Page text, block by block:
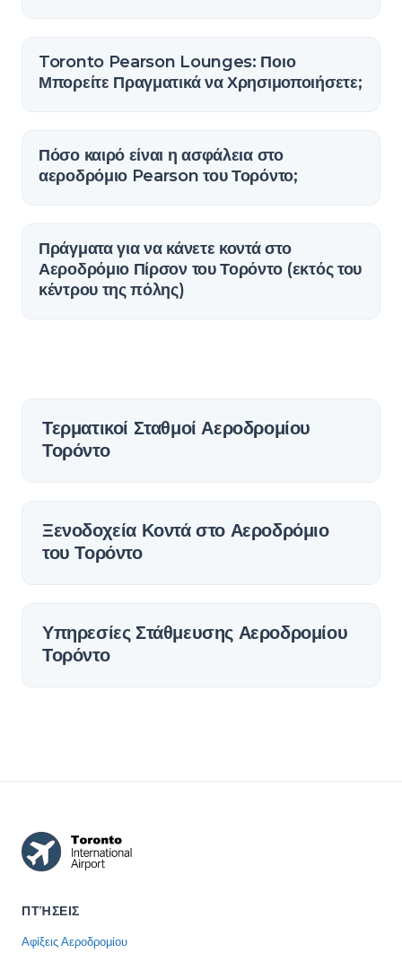
Toronto Pearson Lounges: Ποιο
Μπορείτε Πραγματικά να Χρησιμοποιήσετε;
Πόσο καιρό είναι η ασφάλεια στο
αεροδρόμιο Pearson του Τορόντο;
Πράγματα για να κάνετε κοντά στο
Αεροδρόμιο Πίρσον του Τορόντο (εκτός του
κέντρου της πόλης)
Τερματικοί Σταθμοί Αεροδρομίου
Τορόντο
Ξενοδοχεία Κοντά στο Αεροδρόμιο
του Τορόντο
Υπηρεσίες Στάθμευσης Αεροδρομίου
Τορόντο
ΠΤΉΣΕΙΣ
Αφίξεις Αεροδρομίου